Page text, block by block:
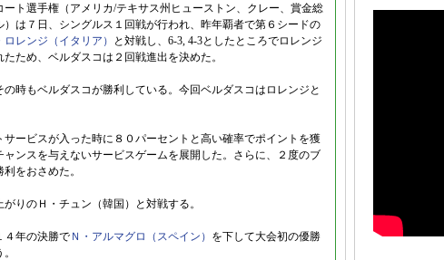
ト選手権（アメリカ/テキサス州ヒューストン、クレー、賞金総
）は７日、シングルス１回戦が行われ、昨年覇者で第６シードの
ロレンジ（イタリア）
と対戦し、6-3, 4-3としたところでロレンジ
ため、ベルダスコは２回戦進出を決めた。
時もベルダスコが勝利している。今回ベルダスコはロレンジと
ービスが入った時に８０パーセントと高い確率でポイントを獲
ンスを与えないサービスゲームを展開した。さらに、２度のブ
をおさめた。
りのＨ・チュン（韓国）と対戦する。
４年の決勝で Ｎ・アルマグロ（スペイン） を下して大会初の優勝